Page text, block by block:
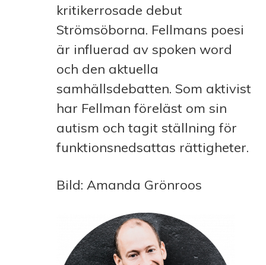
kritikerrosade debut
Strömsöborna. Fellmans poesi
är influerad av spoken word
och den aktuella
samhällsdebatten. Som aktivist
har Fellman föreläst om sin
autism och tagit ställning för
funktionsnedsattas rättigheter.
Bild: Amanda Grönroos